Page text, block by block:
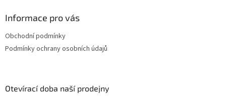
Informace pro vás
Obchodní podmínky
Podmínky ochrany osobních údajů
Otevírací doba naší prodejny